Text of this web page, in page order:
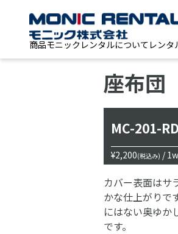
商品モニックレンタルについて レンタ
座布団
MC-201-RD
¥2,200(税込み) /
カバー表面はサ
かな仕上がりで
にはない奥ゆか
です。